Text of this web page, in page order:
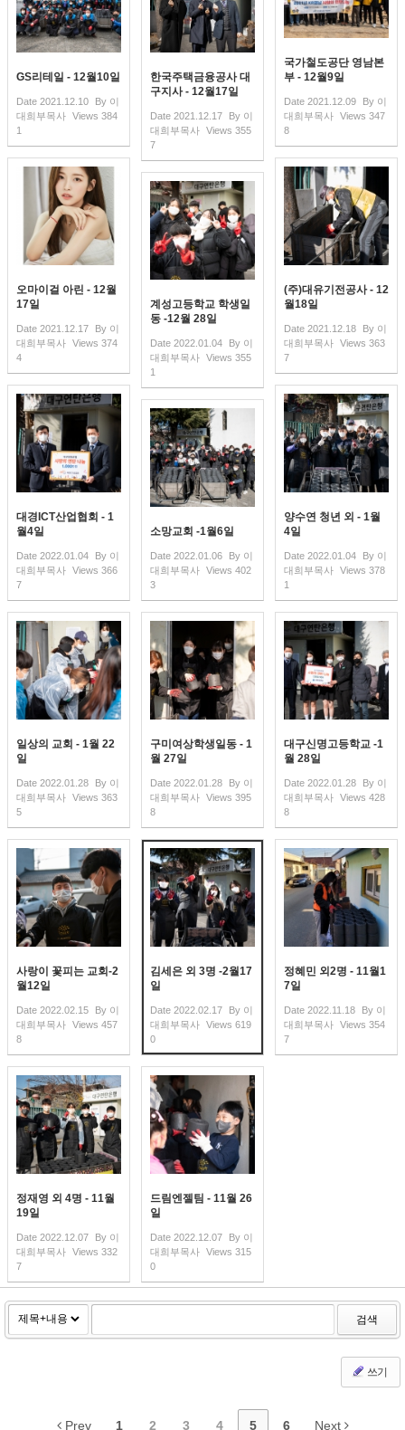
국가철도공단 영남본
부 - 12월9일
Date 2021.12.09 By 이
대희부목사 Views 347
8
GS리테일 - 12월10일
Date 2021.12.10 By 이
대희부목사 Views 384
1
한국주택금융공사 대
구지사 - 12월17일
Date 2021.12.17 By 이
대희부목사 Views 355
7
오마이걸 아린 - 12월
17일
Date 2021.12.17 By 이
대희부목사 Views 374
4
(주)대유기전공사 - 12
월18일
Date 2021.12.18 By 이
대희부목사 Views 363
7
계성고등학교 학생일
동 -12월 28일
Date 2022.01.04 By 이
대희부목사 Views 355
1
대경ICT산업협회 - 1
월4일
Date 2022.01.04 By 이
대희부목사 Views 366
7
양수연 청년 외 - 1월
4일
Date 2022.01.04 By 이
대희부목사 Views 378
1
소망교회 -1월6일
Date 2022.01.06 By 이
대희부목사 Views 402
3
일상의 교회 - 1월 22
일
Date 2022.01.28 By 이
대희부목사 Views 363
5
구미여상학생일동 - 1
월 27일
Date 2022.01.28 By 이
대희부목사 Views 395
8
대구신명고등학교 -1
월 28일
Date 2022.01.28 By 이
대희부목사 Views 428
8
사랑이 꽃피는 교회-2
월12일
Date 2022.02.15 By 이
대희부목사 Views 457
8
김세은 외 3명 -2월17
일
Date 2022.02.17 By 이
대희부목사 Views 619
0
정혜민 외2명 - 11월1
7일
Date 2022.11.18 By 이
대희부목사 Views 354
7
정재영 외 4명 - 11월
19일
Date 2022.12.07 By 이
대희부목사 Views 332
7
드림엔젤팀 - 11월 26
일
Date 2022.12.07 By 이
대희부목사 Views 315
0
검색
쓰기
Prev 1 2 3 4 5 6 Next